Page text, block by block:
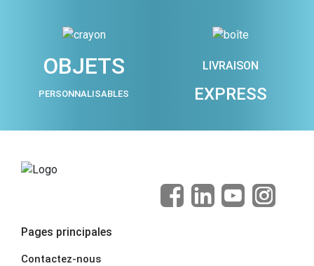
OBJETS
PERSONNALISABLES
LIVRAISON
EXPRESS
Pages principales
Contactez-nous